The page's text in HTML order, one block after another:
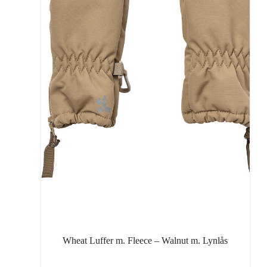
Wheat Luffer m. Fleece – Walnut m. Lynlås